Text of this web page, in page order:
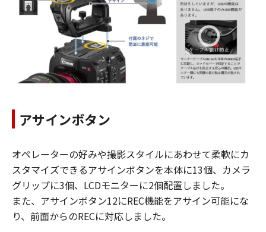
アサインボタン
オペレーターの好みや撮影スタイルにあわせて柔軟にカ
スタマイズできるアサインボタンを本体に13個、カメラ
グリップに3個、LCDモニターに2個配置しました。
また、アサインボタン12にREC機能をアサイン可能にな
り、前面からのRECに対応しました。